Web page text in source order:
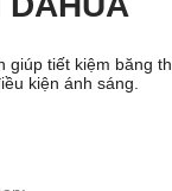
tiết kiệm băng
kiện ánh sáng.